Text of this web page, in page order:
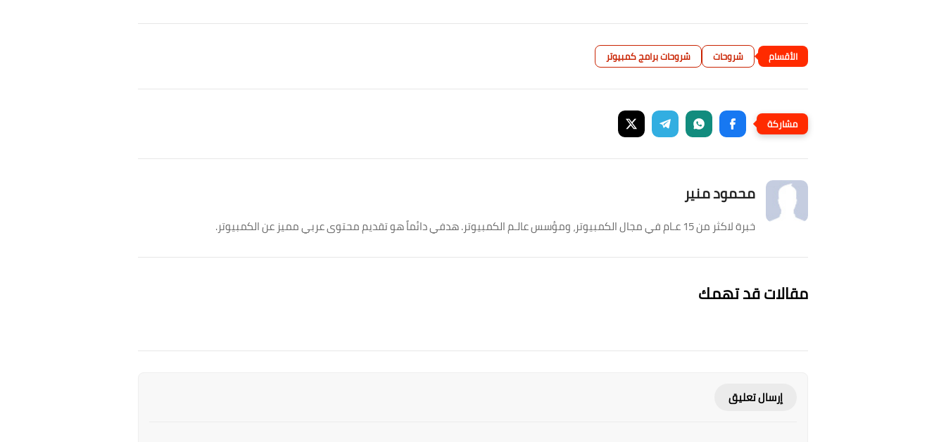
شروحات شروحات برامج كمبيوتر
محمود منير
خبرة لاكثر من 15 عـام في مجال الكمبيوتر، ومؤسس عالـم الكمبيوتر. هدفي دائماً هو تقديم محتوى عربي مميز عن الكمبيوتر.
مقالات قد تهمك
إرسال تعليق